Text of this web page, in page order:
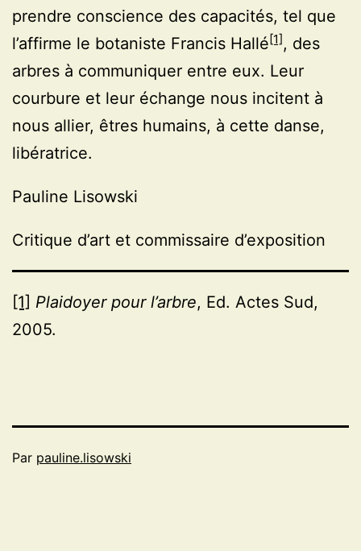
prendre conscience des capacités, tel que
l’affirme le botaniste Francis Hallé[1], des
arbres à communiquer entre eux. Leur
courbure et leur échange nous incitent à
nous allier, êtres humains, à cette danse,
libératrice.
Pauline Lisowski
Critique d’art et commissaire d’exposition
[1] Plaidoyer pour l’arbre, Ed. Actes Sud,
2005.
Par pauline.lisowski